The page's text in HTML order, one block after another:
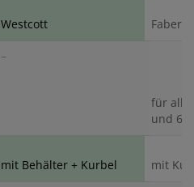
Westcott Faber-
–
für alle
und 6-
mit Behälter + Kurbel mit